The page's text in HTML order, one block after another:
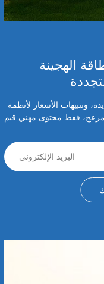
الهجينة
وتنبيهات الأسعار لأنظمة
مزعج، فقط محتوى مهني قيم